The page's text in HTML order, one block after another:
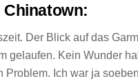
Chinatown:
Der Blick auf das
gelaufen. Kein Wunder
Problem. Ich war ja